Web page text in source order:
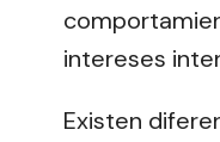
intereses
Existen